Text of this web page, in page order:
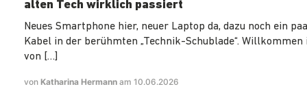
alten Tech wirklich passiert
Neues Smartphone hier, neuer Laptop da, dazu noch ein
Kabel in der berühmten „Technik-Schublade“.
von […]
von Katharina Hermann am 10.06.2026